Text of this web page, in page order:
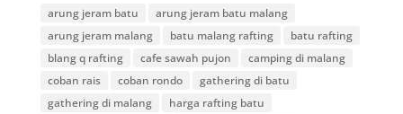
arung jeram batu
arung jeram batu malang
arung jeram malang
batu malang rafting
batu rafting
blang q rafting
cafe sawah pujon
camping di malang
coban rais
coban rondo
gathering di batu
gathering di malang
harga rafting batu